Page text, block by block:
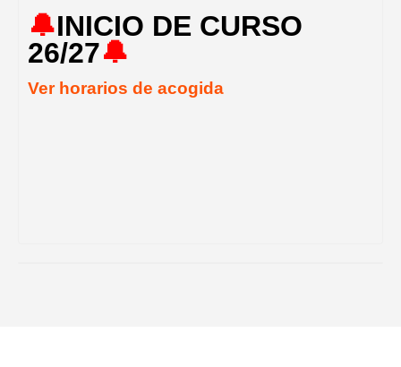
🔔INICIO DE CURSO
26/27🔔
Ver horarios de acogida